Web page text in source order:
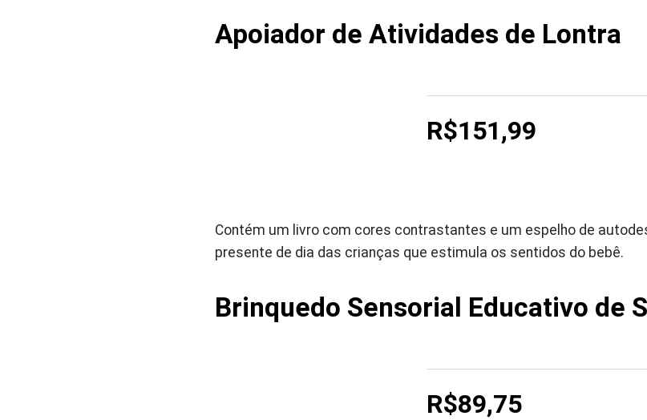
Apoiador de Atividades de Lontra
R$151,99
Contém um livro com cores contrastantes e um espelho de
presente de dia das crianças que estimula os sentidos do bebê.
Brinquedo Sensorial Educativo de
R$89,75